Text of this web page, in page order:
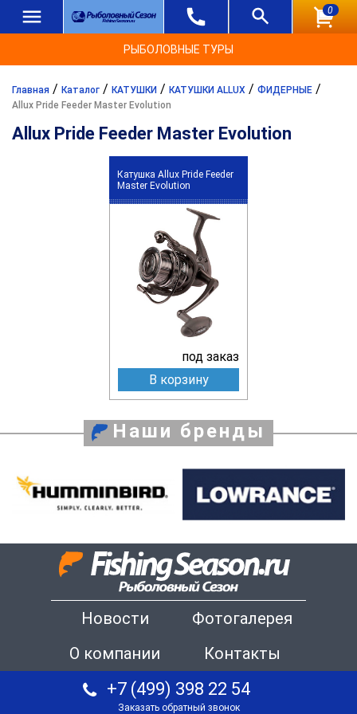
0
РЫБОЛОВНЫЕ ТУРЫ
Главная / Каталог / КАТУШКИ / КАТУШКИ ALLUX / ФИДЕРНЫЕ /
Allux Pride Feeder Master Evolution
Allux Pride Feeder Master Evolution
Катушка Allux Pride Feeder
Master Evolution
под заказ
В корзину
Наши бренды
Новости
Фотогалерея
О компании
Контакты
+7 (499) 398 22 54
Заказать обратный звонок